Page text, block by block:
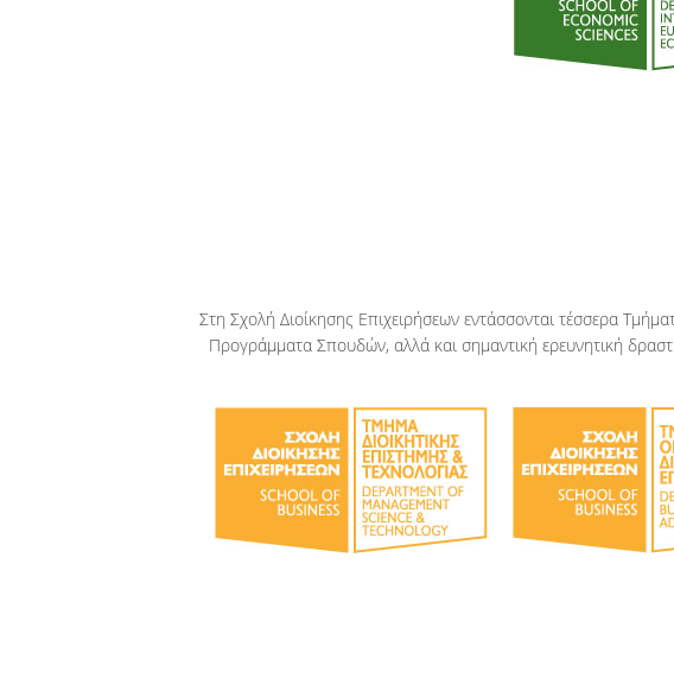
Στη Σχολή Διοίκησης Επιχειρήσεων εντάσσονται τέσσερα
Προγράμματα Σπουδών, αλλά και σημαντική ερευνητική